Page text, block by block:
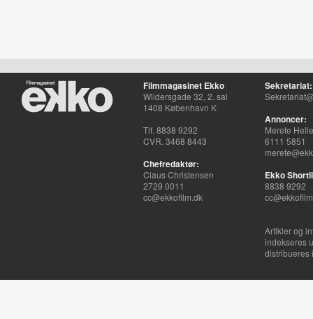
Filmmagasinet Ekko
Wildersgade 32, 2. sal
1408 København K
Tlf. 8838 9292
CVR. 3468 8443
Chefredaktør:
Claus Christensen
2729 0011
cc@ekkofilm.dk
Sekretariat:
Annoncer:
Merete
6111 5851
Ekko
8838 9292
Artikler og
indekseres
distribueres